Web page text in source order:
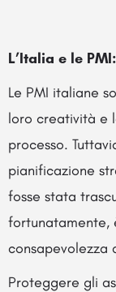
L’Italia e le
Le PMI italiane
loro creatività e
processo.
pianificazione
fosse stata
fortunatamente,
Proteggere gli